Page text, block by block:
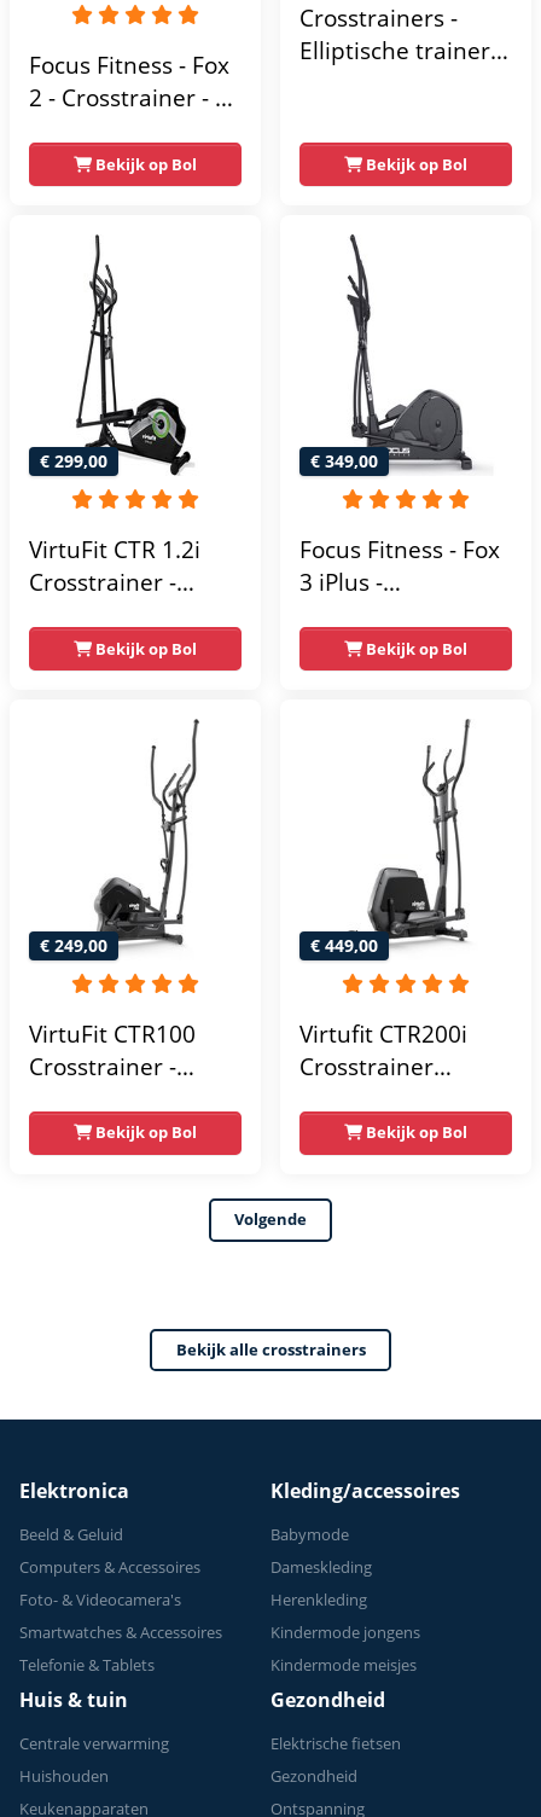
Focus Fitness - Fox
2 - Crosstrainer - 16
Weerstandsniveaus
Bekijk op Bol
Crosstrainers -
Elliptische trainer
- Magnetische
weerstand met 16
scherm - Zwart
Bekijk op Bol
€ 299,00
VirtuFit CTR 1.2i
Crosstrainer -
Programma's -
Bluetooth -
Bekijk op Bol
€ 349,00
Focus Fitness - Fox
3 iPlus -
Hartslagsensoren -
24
Weerstandsniveaus
Bekijk op Bol
€ 249,00
VirtuFit CTR100
Crosstrainer -
120kg - 8
Weerstandsniveaus
trainingsprogrammas
- Crosstrainers
Fitness - 2026
Bekijk op Bol
€ 449,00
Virtufit CTR200i
Crosstrainer
Hartslagfunctie -
Crosstrainers -
Bluetooth -
Crosstrainer
weerstandsniveaus
- 24 programma's
Bekijk op Bol
Volgende
Bekijk alle crosstrainers
Elektronica
Beeld & Geluid
Computers & Accessoires
Foto- & Videocamera's
Smartwatches & Accessoires
Telefonie & Tablets
Kleding/accessoires
Babymode
Dameskleding
Herenkleding
Kindermode jongens
Kindermode meisjes
Huis & tuin
Centrale verwarming
Huishouden
Keukenapparaten
Gezondheid
Elektrische fietsen
Gezondheid
Ontspanning